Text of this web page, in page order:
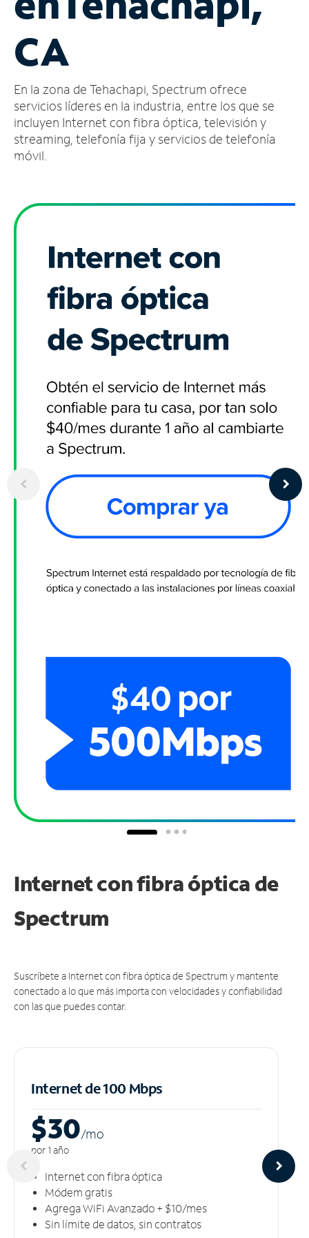
cuenta
Encuentra
tienda
CA
En la zona de Tehachapi, Spectrum ofrece
servicios líderes en la industria, entre los que se
incluyen Internet con fibra óptica, televisión y
streaming, telefonía fija y servicios de telefonía
móvil.
Internet con fibra óptica de
Spectrum
Suscríbete a Internet con fibra óptica de Spectrum y mantente
conectado a lo que más importa con velocidades y confiabilidad
con las que puedes contar.
Internet de 100 Mbps
$30/mo
por 1 año
Internet con fibra óptica
Módem gratis
Agrega WiFi Avanzado + $10/mes
Sin límite de datos, sin contratos